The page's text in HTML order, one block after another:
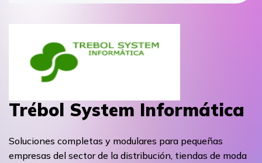
Trébol System Informática
Soluciones completas y modulares para pequeñas
empresas del sector de la distribución, tiendas de moda